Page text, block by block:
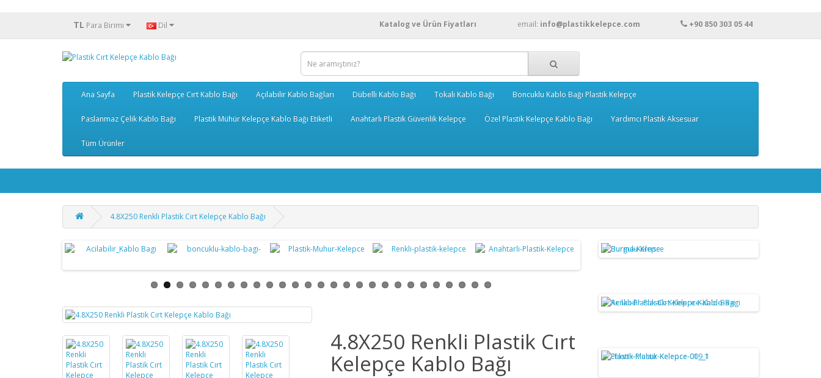
TL Para Birimi Dil Katalog ve Ürün Fiyatları email: info@plastikkelepce.com +90 850 303 05 44
Ana Sayfa Plastik Kelepçe Cırt Kablo Bağı Açılabilir Kablo Bağları Dübelli Kablo Bağı Tokalı Kablo Bağı Boncuklu Kablo Bağı Plastik Kelepçe
Paslanmaz Çelik Kablo Bağı Plastik Mühür Kelepçe Kablo Bağı Etiketli Anahtarlı Plastik Güvenlik Kelepçe Özel Plastik Kelepçe Kablo Bağı Yardımcı Plastik Aksesuar
Tüm Ürünler
4.8X250 Renkli Plastik Cırt Kelepçe Kablo Bağı
4.8X250 Renkli Plastik Cırt
Kelepçe Kablo Bağı